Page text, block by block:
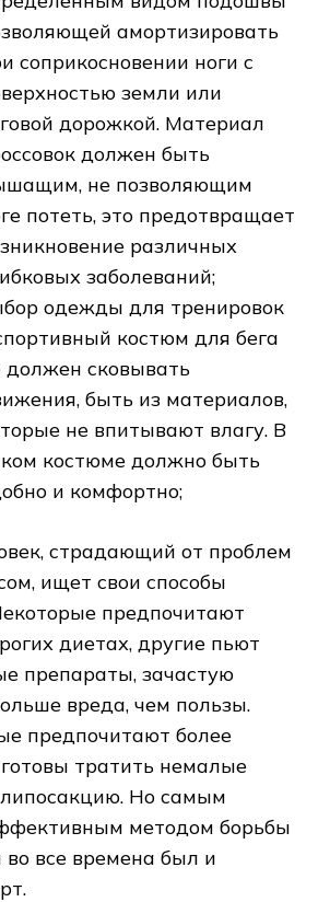
амортизировать
соприкосновении ноги с
земли или
дорожкой. Материал
должен быть
не позволяющим
потеть, это предотвращает
различных
заболеваний;
одежды для тренировок
костюм для бега
должен сковывать
быть из материалов,
не впитывают влагу. В
костюме должно быть
и комфортно;
страдающий от проблем
ищет свои способы
предпочитают
диетах, другие пьют
препараты, зачастую
вреда, чем пользы.
предпочитают более
тратить немалые
Но самым
методом борьбы
все времена был и